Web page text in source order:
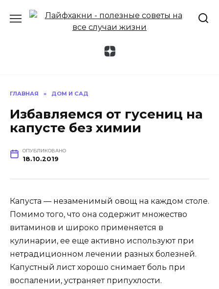
ГЛАВНАЯ » ДОМ И САД
Избавляемся от гусениц на
капусте без химии
ОПУБЛИКОВАНО
18.10.2019
Капуста — незаменимый овощ на каждом столе.
Помимо того, что она содержит множество
витаминов и широко применяется в
кулинарии, ее еще активно используют при
нетрадиционном лечении разных болезней.
Капустный лист хорошо снимает боль при
воспалении, устраняет припухлости.